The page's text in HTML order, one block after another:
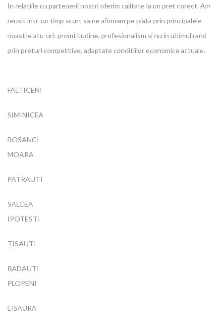
In relatiile cu partenerii nostri oferim calitate la un pret corect. Am
reusit intr-un timp scurt sa ne afirmam pe piata prin principalele
noastre atu-uri: promtitudine, profesionalism si nu in ultimul rand
prin preturi competitive, adaptate conditiilor economice actuale.
FALTICENI
SIMINICEA
BOSANCI
MOARA
PATRAUTI
SALCEA
IPOTESTI
TISAUTI
RADAUTI
PLOPENI
LISAURA